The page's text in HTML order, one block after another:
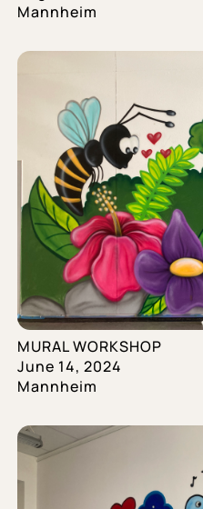
Mannheim
MURAL WORKSHOP
June 14, 2024
Mannheim